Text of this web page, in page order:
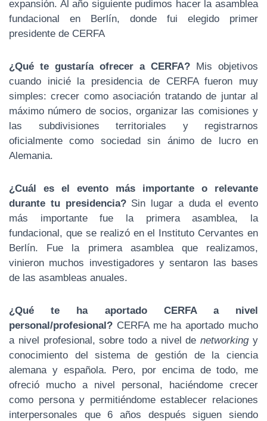
expansión. Al año siguiente pudimos hacer la asamblea
fundacional en Berlín, donde fui elegido primer
presidente de CERFA
¿Qué te gustaría ofrecer a CERFA? Mis objetivos
cuando inicié la presidencia de CERFA fueron muy
simples: crecer como asociación tratando de juntar al
máximo número de socios, organizar las comisiones y
las subdivisiones territoriales y registrarnos
oficialmente como sociedad sin ánimo de lucro en
Alemania.
¿Cuál es el evento más importante o relevante
durante tu presidencia? Sin lugar a duda el evento
más importante fue la primera asamblea, la
fundacional, que se realizó en el Instituto Cervantes en
Berlín. Fue la primera asamblea que realizamos,
vinieron muchos investigadores y sentaron las bases
de las asambleas anuales.
¿Qué te ha aportado CERFA a nivel
personal/profesional? CERFA me ha aportado mucho
a nivel profesional, sobre todo a nivel denetworkingy
conocimiento del sistema de gestión de la ciencia
alemana y española. Pero, por encima de todo, me
ofreció mucho a nivel personal, haciéndome crecer
como persona y permitiéndome establecer relaciones
interpersonales que 6 años después siguen siendo